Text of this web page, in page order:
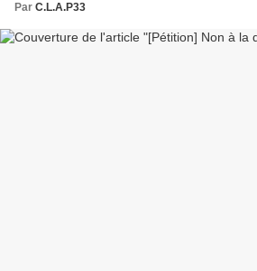
Par C.L.A.P33